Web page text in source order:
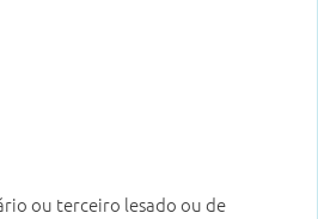
ou terceiro lesado ou de